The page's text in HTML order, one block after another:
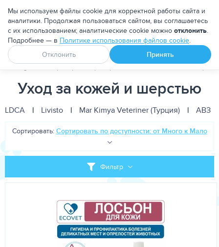
Москва
Апоквел Ветмедин От блох и клещей
PetDog Ветеринарные препараты Уход за кожей и
Уход за кожей и шерстью
LDCA | Livisto | Mar Kimya Veteriner (Турция) | АВЗ
Фильтр
Сортировать: Сортировать по доступности: от Много к Мало
Мы используем файлы cookie для корректной работы сайта и
аналитики. Продолжая пользоваться сайтом, вы соглашаетесь
с их использованием; аналитические cookie можно отклонить.
Подробнее — в Политике использования файлов cookie.
Отклонить
Принять